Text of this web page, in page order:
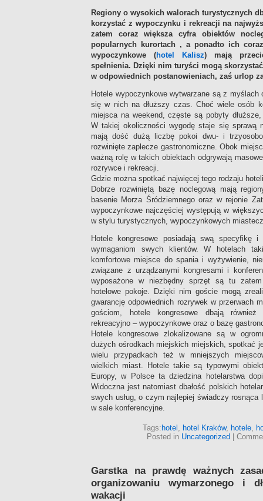
Regiony o wysokich walorach turystycznych
korzystać z wypoczynku i rekreacji na
zatem coraz większa cyfra obiektów
popularnych kurortach , a ponadto ich
wypoczynkowe (hotel Kalisz) mają
spełnienia. Dzięki nim turyści mogą
w odpowiednich postanowieniach, zaś urlop
Hotele wypoczynkowe wytwarzane są z
się w nich na dłuższy czas. Choć wiele osób
miejsca na weekend, częste są pobyty dłuższe,
W takiej okoliczności wygodę staje się sprawą
mają dość dużą liczbę pokoi dwu- i
rozwinięte zaplecze gastronomiczne. Obok
ważną rolę w takich obiektach odgrywają
rozrywce i rekreacji.
Gdzie można spotkać najwięcej tego rodzaju
Dobrze rozwiniętą bazę noclegową mają
basenie Morza Śródziemnego oraz w rejonie
wypoczynkowe najczęściej występują w
w stylu turystycznych, wypoczynkowych
Hotele kongresowe posiadają swą specyfikę
wymaganiom swych klientów. W hotelach
komfortowe miejsce do spania i wyżywienie,
związane z urządzanymi kongresami i
wyposażone w niezbędny sprzęt są tu
hotelowe pokoje. Dzięki nim goście mogą
gwarancję odpowiednich rozrywek w przerwach
gościom, hotele kongresowe dbają również
rekreacyjno – wypoczynkowe oraz o bazę
Hotele kongresowe zlokalizowane są w
dużych ośrodkach miejskich miejskich, spotkać
wielu przypadkach też w mniejszych
wielkich miast. Hotele takie są typowymi
Europy, w Polsce ta dziedzina hotelarstwa
Widoczna jest natomiast dbałość polskich
swych usług, o czym najlepiej świadczy rosnąca
w sale konferencyjne.
Tags: hotel , hotel Kraków, hotele,
Posted in Uncategorized
Garstka na prawdę ważnych
organizowaniu wymarzonego i
wakacji